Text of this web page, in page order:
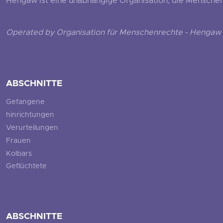
Operated by Organisation für Menschenrechte - Hengaw
ABSCHNITTE
Gefangene
hinrichtungen
Verurteilungen
Frauen
Kolbars
Geflüchtete
ABSCHNITTE